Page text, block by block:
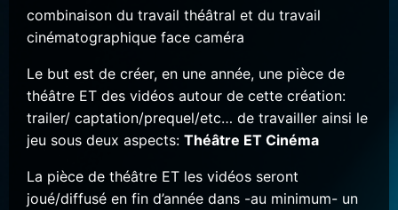
combinaison du travail théâtral et du travail
cinématographique face caméra
Le but est de créer, en une année, une pièce de
théâtre ET des vidéos autour de cette création:
trailer/ captation/prequel/etc… de travailler ainsi le
jeu sous deux aspects: Théâtre ET Cinéma
La pièce de théâtre ET les vidéos seront
joué/diffusé en fin d’année dans -au minimum- un